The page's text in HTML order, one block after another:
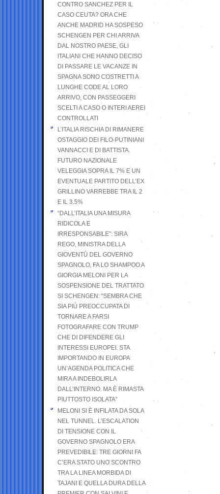
CONTRO SANCHEZ PER IL
CASO CEUTA? ORA CHE
ANCHE MADRID HA SOSPESO
SCHENGEN PER CHI ARRIVA
DAL NOSTRO PAESE, GLI
ITALIANI CHE HANNO DECISO
DI PASSARE LE VACANZE IN
SPAGNA SONO COSTRETTI A
LUNGHE CODE AL LORO
ARRIVO, CON PASSEGGERI
SCELTI A CASO O INTERI AEREI
CONTROLLATI
L’ITALIA RISCHIA DI RIMANERE
OSTAGGIO DEI FILO-PUTINIANI
VANNACCI E DI BATTISTA.
FUTURO NAZIONALE
VELEGGIA SOPRA IL 7% E UN
EVENTUALE PARTITO DELL’EX
GRILLINO VARREBBE TRA IL 2
E IL 3.5%
“DALL’ITALIA UNA MISURA
RIDICOLA E
IRRESPONSABILE”: SIRA
REGO, MINISTRA DELLA
GIOVENTÙ DEL GOVERNO
SPAGNOLO, FA LO SHAMPOO A
GIORGIA MELONI PER LA
SOSPENSIONE DEL TRATTATO
SI SCHENGEN: “SEMBRA CHE
SIA PIÙ PREOCCUPATA DI
TORNARE A FARSI
FOTOGRAFARE CON TRUMP
CHE DI DIFENDERE GLI
INTERESSI EUROPEI. STA
IMPORTANDO IN EUROPA
UN’AGENDA POLITICA CHE
MIRA A INDEBOLIRLA
DALL’INTERNO. MA È RIMASTA
PIUTTOSTO ISOLATA”
MELONI SI È INFILATA DA SOLA
NEL TUNNEL. L’ESCALATION
DI TENSIONE CON IL
GOVERNO SPAGNOLO ERA
PREVEDIBILE: TRE GIORNI FA
C’ERA STATO UNO SCONTRO
TRA LA LINEA MORBIDA DI
TAJANI E QUELLA DURA DELLA